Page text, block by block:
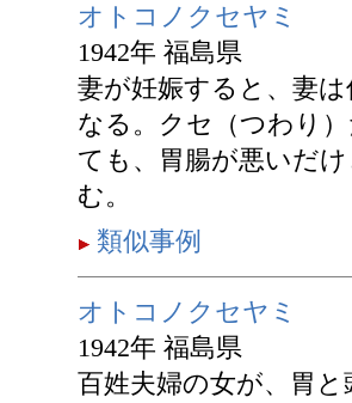
オトコノクセヤミ
1942年 福島県
妻が妊娠すると、妻
なる。クセ（つわり
ても、胃腸が悪いだ
む。
類似事例
オトコノクセヤミ
1942年 福島県
百姓夫婦の女が、胃